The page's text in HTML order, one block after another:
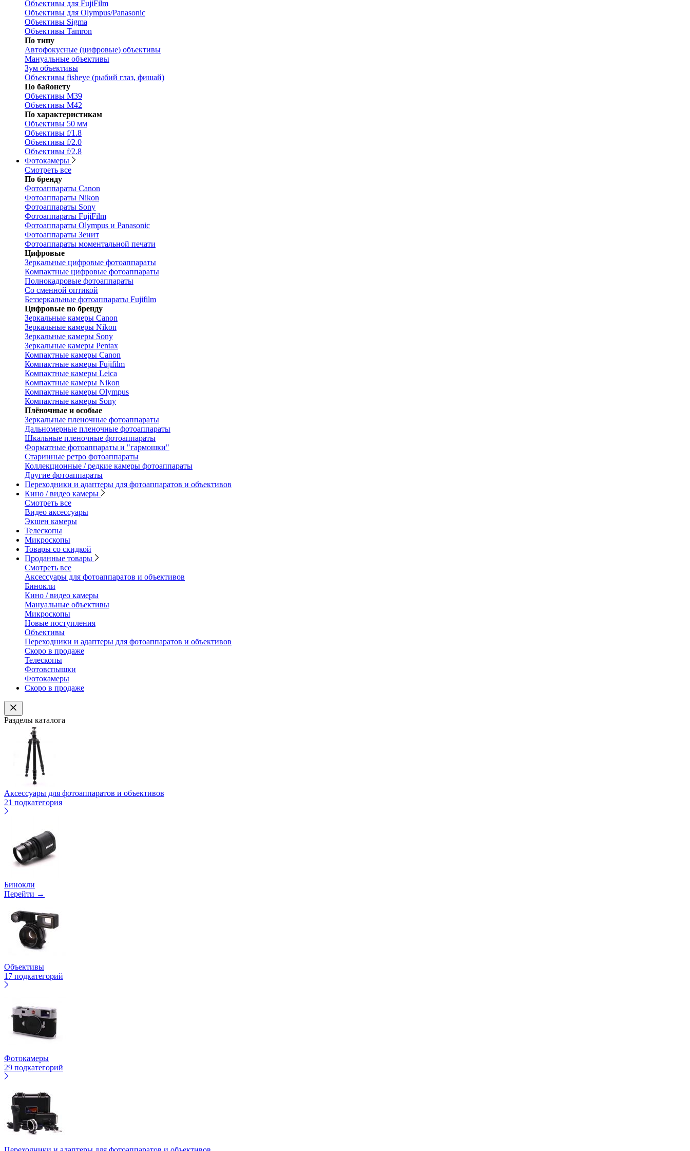
Объективы для FujiFilm
Объективы для Olympus/Panasonic
Объективы Sigma
Объективы Tamron
По типу
Автофокусные (цифровые) объективы
Мануальные объективы
Зум объективы
Объективы fisheye (рыбий глаз, фишай)
По байонету
Объективы M39
Объективы M42
По характеристикам
Объективы 50 мм
Объективы f/1.8
Объективы f/2.0
Объективы f/2.8
Фотокамеры
Смотреть все
По бренду
Фотоаппараты Canon
Фотоаппараты Nikon
Фотоаппараты Sony
Фотоаппараты FujiFilm
Фотоаппараты Olympus и Panasonic
Фотоаппараты Зенит
Фотоаппараты моментальной печати
Цифровые
Зеркальные цифровые фотоаппараты
Компактные цифровые фотоаппараты
Полнокадровые фотоаппараты
Со сменной оптикой
Беззеркальные фотоаппараты Fujifilm
Цифровые по бренду
Зеркальные камеры Canon
Зеркальные камеры Nikon
Зеркальные камеры Sony
Зеркальные камеры Pentax
Компактные камеры Canon
Компактные камеры Fujifilm
Компактные камеры Leica
Компактные камеры Nikon
Компактные камеры Olympus
Компактные камеры Sony
Плёночные и особые
Зеркальные пленочные фотоаппараты
Дальномерные пленочные фотоаппараты
Шкальные пленочные фотоаппараты
Форматные фотоаппараты и "гармошки"
Старинные ретро фотоаппараты
Коллекционные / редкие камеры фотоаппараты
Другие фотоаппараты
Переходники и адаптеры для фотоаппаратов и объективов
Кино / видео камеры
Смотреть все
Видео аксессуары
Экшен камеры
Телескопы
Микроскопы
Товары со скидкой
Проданные товары
Смотреть все
Аксессуары для фотоаппаратов и объективов
Бинокли
Кино / видео камеры
Мануальные объективы
Микроскопы
Новые поступления
Объективы
Переходники и адаптеры для фотоаппаратов и объективов
Скоро в продаже
Телескопы
Фотовспышки
Фотокамеры
Скоро в продаже
Разделы каталога
Аксессуары для фотоаппаратов и объективов
21 подкатегория
Бинокли
Перейти →
Объективы
17 подкатегорий
Фотокамеры
29 подкатегорий